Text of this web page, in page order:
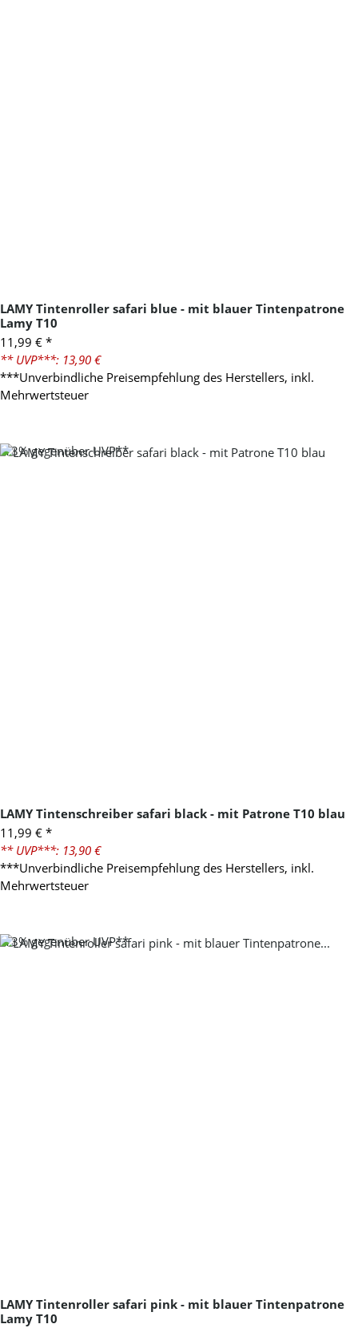
LAMY Tintenroller safari blue - mit blauer Tintenpatrone
Lamy T10
11,99 € *
** UVP***: 13,90 €
***Unverbindliche Preisempfehlung des Herstellers, inkl.
Mehrwertsteuer
-13%gegenüber UVP**
LAMY Tintenschreiber safari black - mit Patrone T10 blau
11,99 € *
** UVP***: 13,90 €
***Unverbindliche Preisempfehlung des Herstellers, inkl.
Mehrwertsteuer
-13%gegenüber UVP**
LAMY Tintenroller safari pink - mit blauer Tintenpatrone
Lamy T10